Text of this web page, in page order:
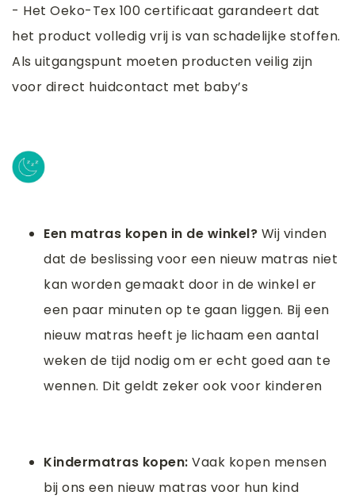
- Het Oeko-Tex 100 certificaat garandeert dat
het product volledig vrij is van schadelijke stoffen.
Als uitgangspunt moeten producten veilig zijn
voor direct huidcontact met baby’s
Een matras kopen in de winkel? Wij vinden
dat de beslissing voor een nieuw matras niet
kan worden gemaakt door in de winkel er
een paar minuten op te gaan liggen. Bij een
nieuw matras heeft je lichaam een aantal
weken de tijd nodig om er echt goed aan te
wennen. Dit geldt zeker ook voor kinderen
Kindermatras kopen: Vaak kopen mensen
bij ons een nieuw matras voor hun kind